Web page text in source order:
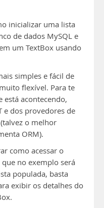
inicializar uma lista
de dados MySQL e
um TextBox usando
simples e fácil de
flexível. Para te
está acontecendo,
e dos provedores de
o melhor
ORM).
como acessar o
no exemplo será
populada, basta
exibir os detalhes do